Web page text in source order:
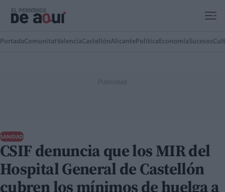
PortadaComunitatValenciaCastellónAlicante Política EconomíaSucesos
SANIDAD
CSIF denuncia que los MIR del
Hospital General de Castellón
cubren los mínimos de huelga a